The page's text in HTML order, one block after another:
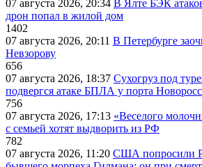
07 августа 2026, 20:34 В Ялте БЭК
дрон попал в жилой дом
1402
07 августа 2026, 20:11 В Петербурге
Невзорову
656
07 августа 2026, 18:37 Сухогруз под
подвергся атаке БПЛА у порта
756
07 августа 2026, 17:13 «Веселого
с семьей хотят выдворить из РФ
782
07 августа 2026, 11:20 США попросили